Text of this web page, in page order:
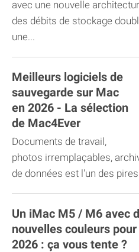
avec une nouvelle
des débits de stockage
une...
Meilleurs logiciels de
sauvegarde sur Mac
en 2026 - La sélection
de Mac4Ever
Documents de travail,
photos irremplaçables,
de données est l'un des
Un iMac M5 / M6 avec
nouvelles couleurs
2026 : ça vous tente ?